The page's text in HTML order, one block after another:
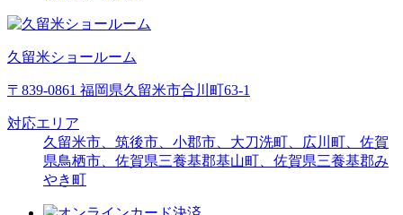
久留米ショールーム
〒839-0861 福岡県久留米市合川町63-1
対応エリア
久留米市、筑後市、小郡市、大刀洗町、広川町、佐賀
県鳥栖市、佐賀県三養基郡基山町、佐賀県三養基郡み
やき町